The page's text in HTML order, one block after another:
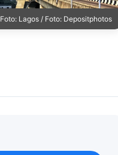
Foto: Lagos / Foto: Depositphotos